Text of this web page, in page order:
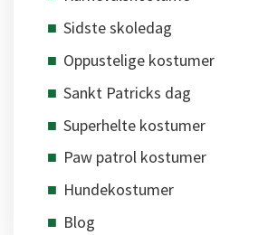
Sidste skoledag
Oppustelige kostumer
Sankt Patricks dag
Superhelte kostumer
Paw patrol kostumer
Hundekostumer
Blog